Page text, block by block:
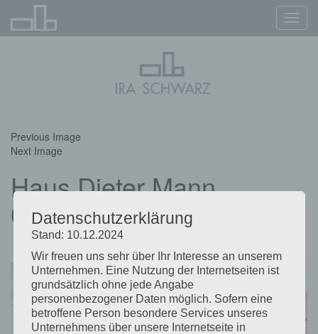
ein-/
Previous Image
Next Image
Haus Dieter Mann
07.12.2025
Datenschutzerklärung
Stand: 10.12.2024
Wir freuen uns sehr über Ihr Interesse an unserem
Unternehmen. Eine Nutzung der Internetseiten ist
grundsätzlich ohne jede Angabe
personenbezogener Daten möglich. Sofern eine
betroffene Person besondere Services unseres
Unternehmens über unsere Internetseite in